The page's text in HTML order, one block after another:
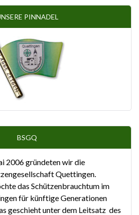
PINNADEL
BSGQ
2006 gründeten wir die
Quettingen.
das Schützenbrauchtum im
für künftige Generationen
geschieht unter dem Leitsatz des